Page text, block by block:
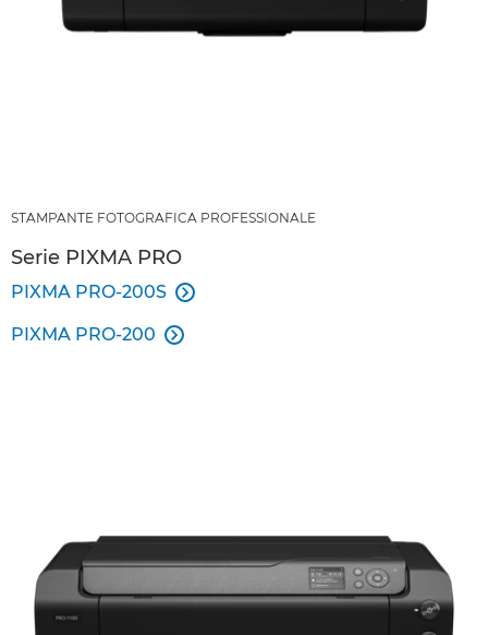
STAMPANTE FOTOGRAFICA PROFESSIONALE
Serie PIXMA PRO
PIXMA PRO-200S 
PIXMA PRO-200 